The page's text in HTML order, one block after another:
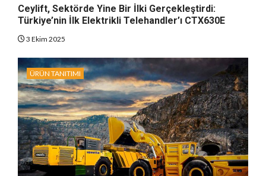
Ceylift, Sektörde Yine Bir İlki Gerçekleştirdi:
Türkiye’nin İlk Elektrikli Telehandler’ı CTX630E
3 Ekim 2025
ÜRÜN TANITIMI